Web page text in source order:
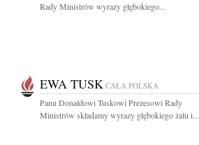
Rady Ministrów wyrazy głębokiego...
EWA TUSK CAŁA POLSKA
Panu Donaldowi Tuskowi Prezesowi Rady
Ministrów składamy wyrazy głębokiego żalu i...